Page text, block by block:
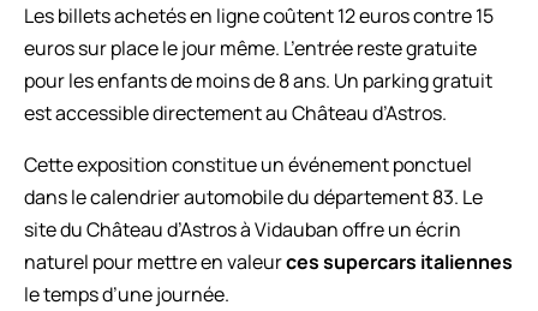
Les billets achetés en ligne coûtent 12 euros contre 15
euros sur place le jour même. L’entrée reste gratuite
pour les enfants de moins de 8 ans. Un parking gratuit
est accessible directement au Château d’Astros.
Cette exposition constitue un événement ponctuel
dans le calendrier automobile du département 83. Le
site du Château d’Astros à Vidauban offre un écrin
naturel pour mettre en valeurces supercars italiennes
le temps d’une journée.